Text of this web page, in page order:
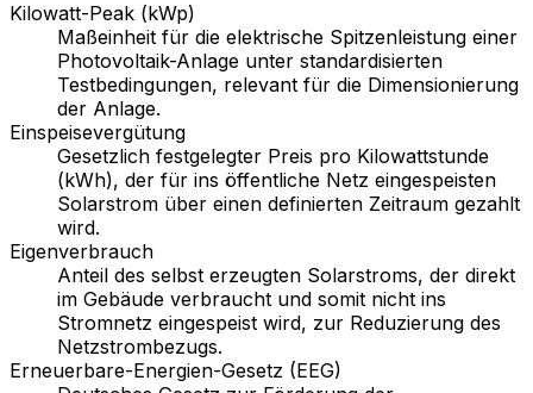
Kilowatt-Peak (kWp)
Maßeinheit für die elektrische Spitzenleistung einer
Photovoltaik-Anlage unter standardisierten
Testbedingungen, relevant für die Dimensionierung
der Anlage.
Einspeisevergütung
Gesetzlich festgelegter Preis pro Kilowattstunde
(kWh), der für ins öffentliche Netz eingespeisten
Solarstrom über einen definierten Zeitraum gezahlt
wird.
Eigenverbrauch
Anteil des selbst erzeugten Solarstroms, der direkt
im Gebäude verbraucht und somit nicht ins
Stromnetz eingespeist wird, zur Reduzierung des
Netzstrombezugs.
Erneuerbare-Energien-Gesetz (EEG)